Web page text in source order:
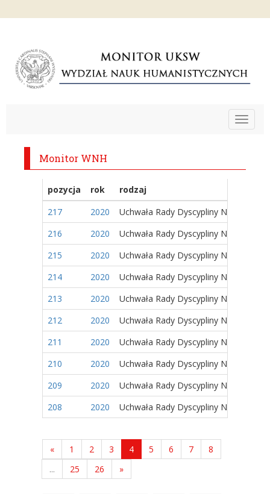
Toggle
Monitor WNH
pozycja rok
rodzaj
217
2020
Uchwała Rady Dyscypliny Naukowej
216
2020
Uchwała Rady Dyscypliny Naukowej
215
2020
Uchwała Rady Dyscypliny Naukowej
214
2020
Uchwała Rady Dyscypliny Naukowej
213
2020
Uchwała Rady Dyscypliny Naukowej
212
2020
Uchwała Rady Dyscypliny Naukowej
211
2020
Uchwała Rady Dyscypliny Naukowej
210
2020
Uchwała Rady Dyscypliny Naukowej
209
2020
Uchwała Rady Dyscypliny Naukowej
208
2020 Uchwała Rady Dyscypliny Naukowej
« 1 2 3 4 5 6 7
8
...
25 26 »